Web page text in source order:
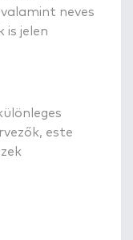
neves
is jelen
este